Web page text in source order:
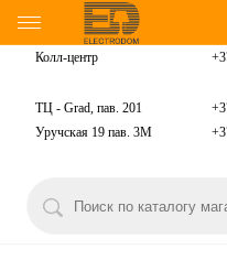
Колл-центр
ТЦ - Grad, пав. 201
Уручская 19 пав. 3М